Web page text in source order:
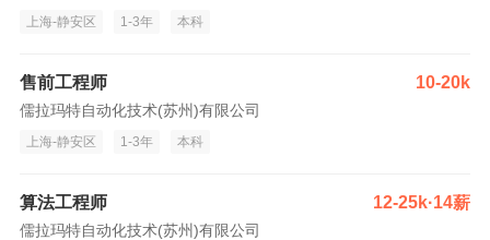
上海-静安区 1-3年 本科
售前工程师 10-20k
儒拉玛特自动化技术(苏州)有限公司
上海-静安区 1-3年 本科
算法工程师 12-25k·14薪
儒拉玛特自动化技术(苏州)有限公司